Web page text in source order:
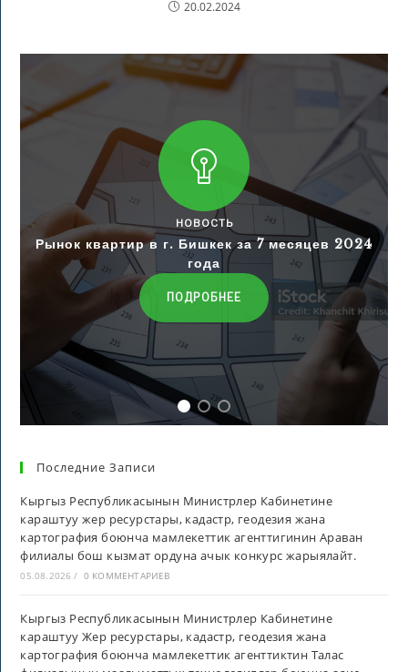
20.02.2024
НОВОСТЬ
Рынок квартир в г. Бишкек за 7 месяцев 2024
года
ПОДРОБНЕЕ
Последние Записи
Кыргыз Республикасынын Министрлер Кабинетине
караштуу жер ресурстары, кадастр, геодезия жана
картография боюнча мамлекеттик агенттигинин Араван
филиалы бош кызмат ордуна ачык конкурс жарыялайт.
05.08.2026 / 0 КОММЕНТАРИЕВ
Кыргыз Республикасынын Министрлер Кабинетине
караштуу Жер ресурстары, кадастр, геодезия жана
картография боюнча мамлекеттик агенттиктин Талас